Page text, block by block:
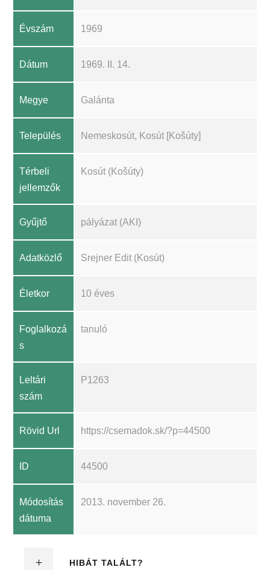
Évszám 1969
Dátum 1969. II. 14.
Megye Galánta
Település Nemeskosút, Kosút [Košúty]
Térbeli
jellemzők
Kosút (Košúty)
Gyűjtő pályázat (AKI)
Adatközlő Srejner Edit (Kosút)
Életkor 10 éves
Foglalkozá
s
tanuló
Leltári
szám
P1263
Rövid Url https://csemadok.sk/?p=44500
ID 44500
Módosítás
dátuma
2013. november 26.
HIBÁT TALÁLT?